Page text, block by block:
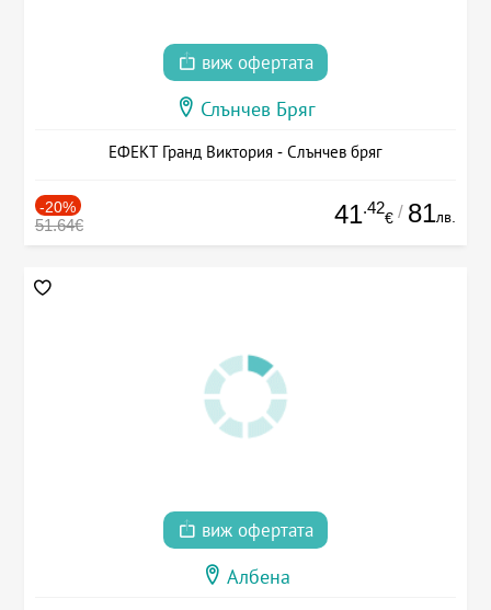
виж офертата
Слънчев Бряг
ЕФЕКТ Гранд Виктория - Слънчев бряг
-20%
51.64€ 41.42
€ / 81лв.
виж офертата
Албена